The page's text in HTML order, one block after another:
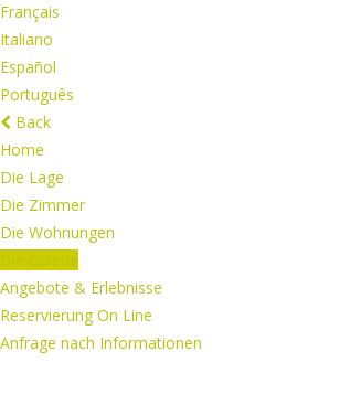
Français
Italiano
Español
Português
Back
Home
Die Lage
Die Zimmer
Die Wohnungen
Angebote & Erlebnisse
Reservierung On Line
Anfrage nach Informationen